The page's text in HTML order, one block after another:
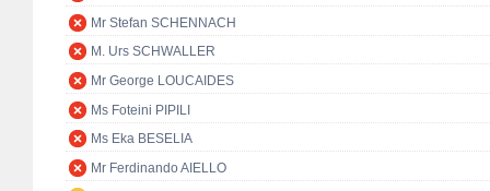
Mr Stefan SCHENNACH
M. Urs SCHWALLER
Mr George LOUCAIDES
Ms Foteini PIPILI
Ms Eka BESELIA
Mr Ferdinando AIELLO